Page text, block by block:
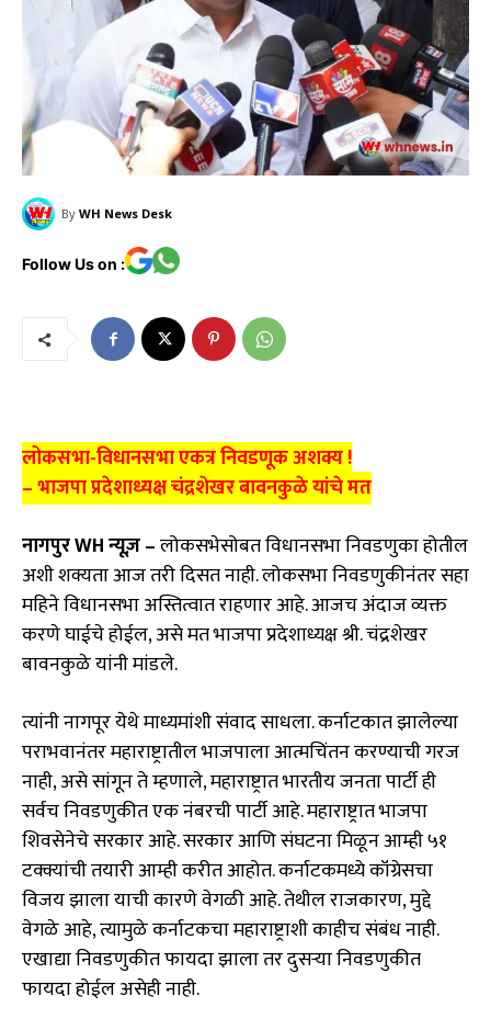
By WH News Desk
Follow Us on :
लोकसभा-विधानसभा एकत्र निवडणूक अशक्य !
– भाजपा प्रदेशाध्यक्ष चंद्रशेखर बावनकुळे यांचे मत
नागपुर WH न्यूज़ –लोकसभेसोबत विधानसभा निवडणुका होतील
अशी शक्यता आज तरी दिसत नाही. लोकसभा निवडणुकीनंतर सहा
महिने विधानसभा अस्तित्वात राहणार आहे. आजच अंदाज व्यक्त
करणे घाईचे होईल, असे मत भाजपा प्रदेशाध्यक्ष श्री. चंद्रशेखर
बावनकुळे यांनी मांडले.
त्यांनी नागपूर येथे माध्यमांशी संवाद साधला. कर्नाटकात झालेल्या
पराभवानंतर महाराष्ट्रातील भाजपाला आत्मचिंतन करण्याची गरज
नाही, असे सांगून ते म्हणाले, महाराष्ट्रात भारतीय जनता पार्टी ही
सर्वच निवडणुकीत एक नंबरची पार्टी आहे. महाराष्ट्रात भाजपा
शिवसेनेचे सरकार आहे. सरकार आणि संघटना मिळून आम्ही ५१
टक्क्यांची तयारी आम्ही करीत आहोत. कर्नाटकमध्ये कॉंग्रेसचा
विजय झाला याची कारणे वेगळी आहे. तेथील राजकारण, मुद्दे
वेगळे आहे, त्यामुळे कर्नाटकचा महाराष्ट्राशी काहीच संबंध नाही.
एखाद्या निवडणुकीत फायदा झाला तर दुसऱ्या निवडणुकीत
फायदा होईल असेही नाही.